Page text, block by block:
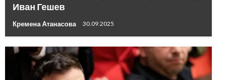
Иван Гешев
Кремена Атанасова 30.09.2025